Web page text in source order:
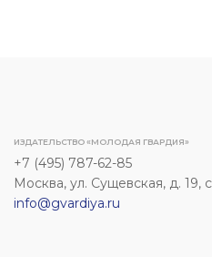
ИЗДАТЕЛЬСТВО «МОЛОДАЯ ГВАРДИЯ»
+7 (495) 787-62-85
Москва, ул. Сущевская, д. 19,
info@gvardiya.ru